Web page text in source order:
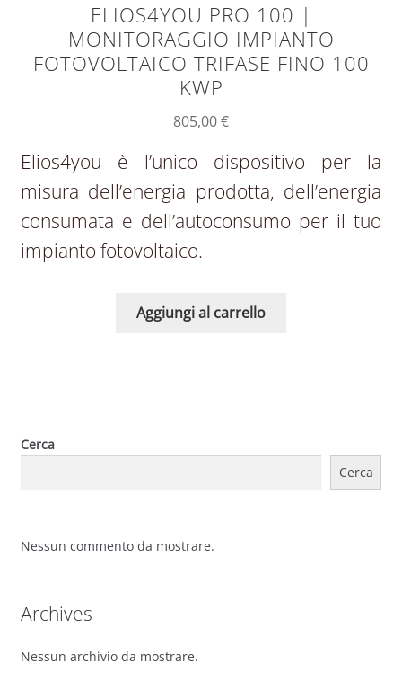
ELIOS4YOU PRO 100 |
MONITORAGGIO IMPIANTO
FOTOVOLTAICO TRIFASE FINO 100
KWP
805,00€
Elios4you è l’unico dispositivo per la
misura dell’energia prodotta, dell’energia
consumata e dell’autoconsumo per il tuo
impianto fotovoltaico.
Aggiungi al carrello
Cerca
Cerca
Nessun commento da mostrare.
Archives
Nessun archivio da mostrare.